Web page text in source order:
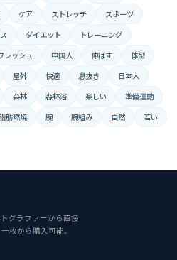
ケア ストレッチ
スポーツ
ダイエット
トレーニング
レッシュ 中国人 伸ばす
体型
屋外 快適 息抜き
日本人
森林 森林浴 楽しい
準備運動
肪燃焼 腕 腕組み 自然
若い
グラファーから直接
枚から購入可能。